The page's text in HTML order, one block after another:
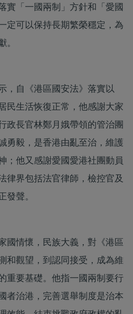
實「一國兩制」方針和「愛國
定可以保持長期繁榮穩定，為
。
，自《港區國安法》落實以
民生活恢復正常，他感謝大家
政長官林鄭月娥帶領的管治團
勇毅，是香港由亂至治，維護
；他又感謝愛國愛港社團動員
律界包括法官律師，檢控官及
發聲。
國情懷，民族大義，對《港區
和觀望，到認同接受，成為維
重要基礎。他指一國兩制要行
者治港，完善選舉制度是治本